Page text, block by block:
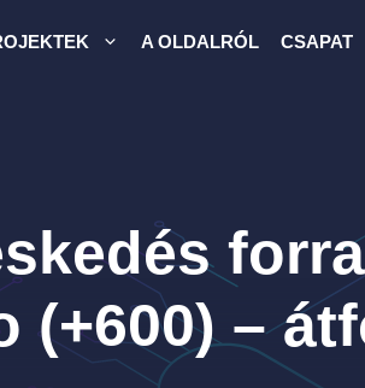
A OLDALRÓL CSAPAT
(+600) –